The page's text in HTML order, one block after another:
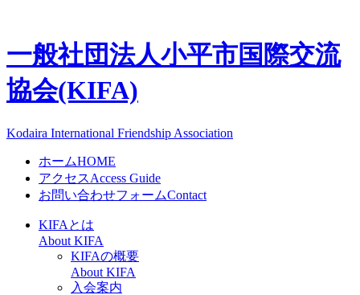
一般社団法人小平市国際交流
協会(KIFA)
Kodaira International Friendship Association
ホームHOME
アクセスAccess Guide
お問い合わせフォームContact
KIFAとは
About KIFA
KIFAの概要
About KIFA
入会案内